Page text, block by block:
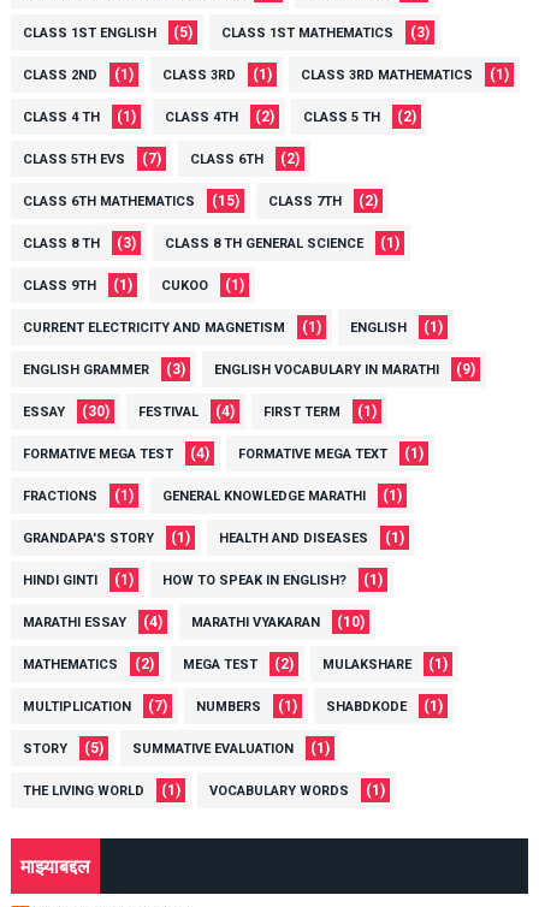
CLASS 1ST ENGLISH (5) CLASS 1ST MATHEMATICS (3)
CLASS 2ND (1) CLASS 3RD (1) CLASS 3RD MATHEMATICS (1)
CLASS 4 TH (1) CLASS 4TH (2) CLASS 5 TH (2)
CLASS 5TH EVS (7) CLASS 6TH (2)
CLASS 6TH MATHEMATICS (15) CLASS 7TH (2)
CLASS 8 TH (3) CLASS 8 TH GENERAL SCIENCE (1)
CLASS 9TH (1) CUKOO (1)
CURRENT ELECTRICITY AND MAGNETISM (1) ENGLISH (1)
ENGLISH GRAMMER (3) ENGLISH VOCABULARY IN MARATHI (9)
ESSAY (30) FESTIVAL (4) FIRST TERM (1)
FORMATIVE MEGA TEST (4) FORMATIVE MEGA TEXT (1)
FRACTIONS (1) GENERAL KNOWLEDGE MARATHI (1)
GRANDAPA'S STORY (1) HEALTH AND DISEASES (1)
HINDI GINTI (1) HOW TO SPEAK IN ENGLISH? (1)
MARATHI ESSAY (4) MARATHI VYAKARAN (10)
MATHEMATICS (2) MEGA TEST (2) MULAKSHARE (1)
MULTIPLICATION (7) NUMBERS (1) SHABDKODE (1)
STORY (5) SUMMATIVE EVALUATION (1)
THE LIVING WORLD (1) VOCABULARY WORDS (1)
माझ्याबद्दल